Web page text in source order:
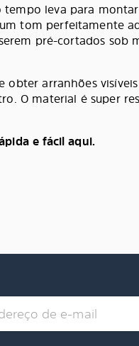
tempo leva para
tom perfeitamente
pré-cortados sob
obter arranhões
O material é super
e fácil aqui.